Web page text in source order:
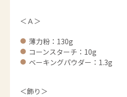
＜Ａ＞
薄力粉：130g
コーンスターチ：10g
ベーキングパウダー：1.3g
＜飾り＞